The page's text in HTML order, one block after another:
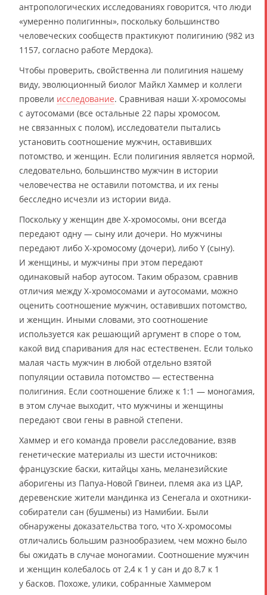
антропологических исследованиях говорится, что люди
«умеренно полигинны», поскольку большинство
человеческих сообществ практикуют полигинию (982 из
1157, согласно работе Мердока).
Чтобы проверить, свойственна ли полигиния нашему
виду, эволюционный биолог Майкл Хаммер и коллеги
провели исследование. Сравнивая наши Х-хромосомы
с аутосомами (все остальные 22 пары хромосом,
не связанных с полом), исследователи пытались
установить соотношение мужчин, оставивших
потомство, и женщин. Если полигиния является нормой,
следовательно, большинство мужчин в истории
человечества не оставили потомства, и их гены
бесследно исчезли из истории вида.
Поскольку у женщин две Х-хромосомы, они всегда
передают одну — сыну или дочери. Но мужчины
передают либо Х-хромосому (дочери), либо Y (сыну).
И женщины, и мужчины при этом передают
одинаковый набор аутосом. Таким образом, сравнив
отличия между Х-хромосомами и аутосомами, можно
оценить соотношение мужчин, оставивших потомство,
и женщин. Иными словами, это соотношение
используется как решающий аргумент в споре о том,
какой вид спаривания для нас естественен. Если только
малая часть мужчин в любой отдельно взятой
популяции оставила потомство — естественна
полигиния. Если соотношение ближе к 1:1 — моногамия,
в этом случае выходит, что мужчины и женщины
передают свои гены в равной степени.
Хаммер и его команда провели расследование, взяв
генетические материалы из шести источников:
французские баски, китайцы хань, меланезийские
аборигены из Папуа-Новой Гвинеи, племя ака из ЦАР,
деревенские жители мандинка из Сенегала и охотники-
собиратели сан (бушмены) из Намибии. Были
обнаружены доказательства того, что Х-хромосомы
отличались большим разнообразием, чем можно было
бы ожидать в случае моногамии. Соотношение мужчин
и женщин колебалось от 2,4 к 1 у сан и до 8,7 к 1
у басков. Похоже, улики, собранные Хаммером